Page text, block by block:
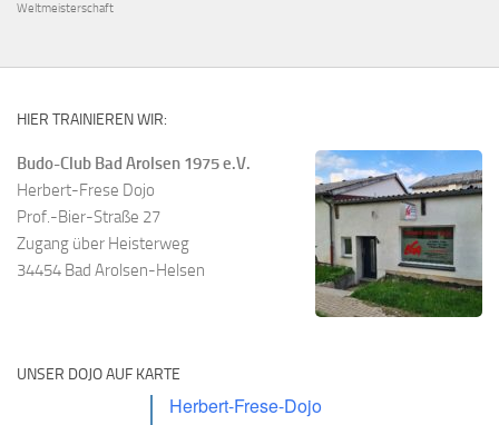
Weltmeisterschaft
HIER TRAINIEREN WIR:
Budo-Club Bad Arolsen 1975 e.V.
Herbert-Frese Dojo
Prof.-Bier-Straße 27
Zugang über Heisterweg
34454 Bad Arolsen-Helsen
UNSER DOJO AUF KARTE
Herbert-Frese-Dojo